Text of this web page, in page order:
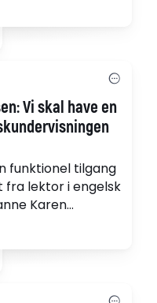
Vi skal have en
funktionel tilgang
fra lektor i engelsk
Karen
om manglen